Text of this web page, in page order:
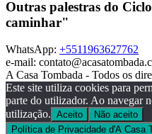
Outras palestras do
caminhar"
WhatsApp: +5511963627762
e-mail:
A Casa Tombada - Todos os
Este site utiliza cookies para
parte do utilizador. Ao navegar
utilização. Aceito
Não aceito
Política de Privacidade d'A Casa